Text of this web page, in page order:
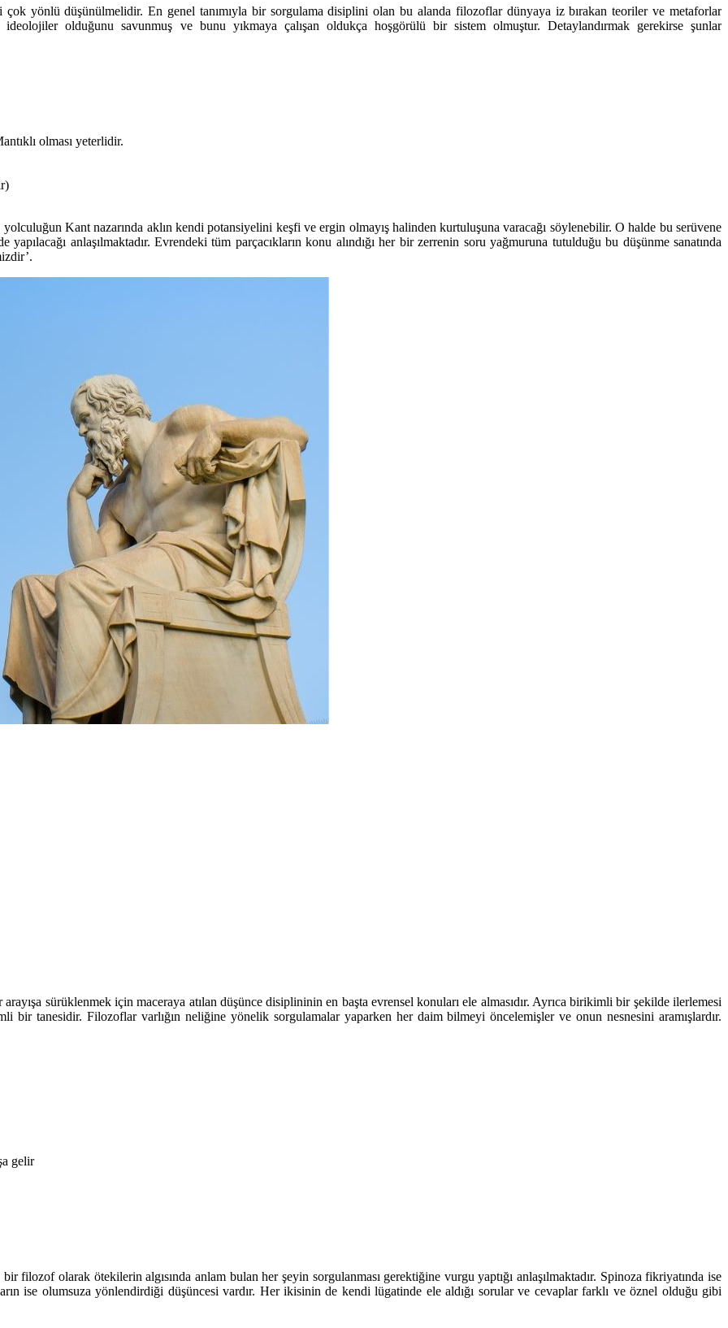
yönlü düşünülmelidir. En genel tanımıyla bir sorgulama disiplini olan bu alanda filozoflar dünyaya iz bırakan teoriler ve metaforlar
ideolojiler olduğunu savunmuş ve bunu yıkmaya çalışan oldukça hoşgörülü bir sistem olmuştur. Detaylandırmak gerekirse şunlar
olması yeterlidir.
Kant nazarında aklın kendi potansiyelini keşfi ve ergin olmayış halinden kurtuluşuna varacağı söylenebilir. O halde bu serüvene
anlaşılmaktadır. Evrendeki tüm parçacıkların konu alındığı her bir zerrenin soru yağmuruna tutulduğu bu düşünme sanatında
sürüklenmek için maceraya atılan düşünce disiplininin en başta evrensel konuları ele almasıdır. Ayrıca birikimli bir şekilde ilerlemesi
bir tanesidir. Filozoflar varlığın neliğine yönelik sorgulamalar yaparken her daim bilmeyi öncelemişler ve onun nesnesini aramışlardır.
gelir
filozof olarak ötekilerin algısında anlam bulan her şeyin sorgulanması gerektiğine vurgu yaptığı anlaşılmaktadır. Spinoza fikriyatında ise
ise olumsuza yönlendirdiği düşüncesi vardır. Her ikisinin de kendi lügatinde ele aldığı sorular ve cevaplar farklı ve öznel olduğu gibi